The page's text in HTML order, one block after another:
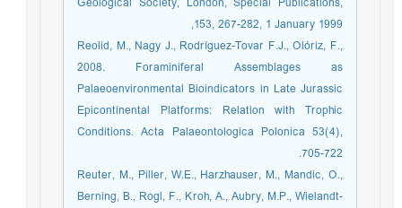
153, 267-282, 1 January 1999,
Reolid, M., Nagy J., Rodríguez-Tovar F.J., Olóriz, F.,
2008. Foraminiferal Assemblages as
Palaeoenvironmental Bioindicators in Late Jurassic
Epicontinental Platforms: Relation with Trophic
Conditions. Acta Palaeontologica Polonica 53(4),
705-722.
Reuter, M., Piller, W.E., Harzhauser, M., Mandic, O.,
Berning, B., Rogl, F., Kroh, A., Aubry, M.P., Wielandt-